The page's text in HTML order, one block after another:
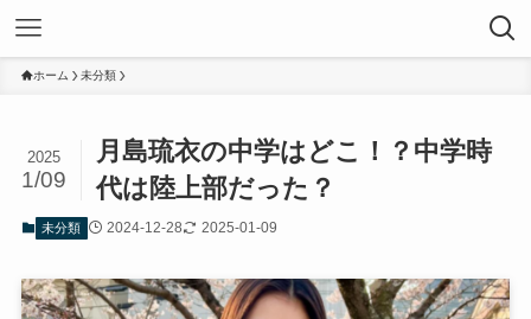
ホーム 未分類
月島琉衣の中学はどこ！？中学時
代は陸上部だった？
2025
1/09
未分類 2024-12-28 2025-01-09